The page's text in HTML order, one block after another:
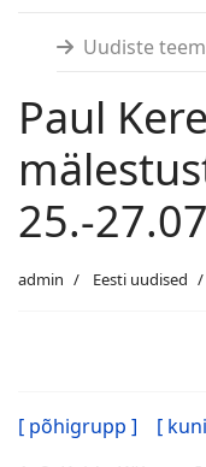
Uudiste
Paul
25.-
admin Eesti uudised
[ põhigrupp ] [